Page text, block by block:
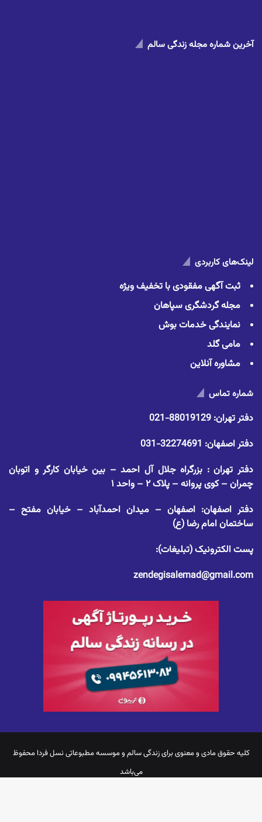
آخرین شماره مجله زندگی سالم
لینک‌های کاربردی
ثبت آگهی مفقودی با تخفیف ویژه
مجله گردشگری سپاهان
نمایندگی خدمات بوش
مامی گلد
مشاوره آنلاین
شماره تماس
دفتر تهران: 88019129-021
دفتر اصفهان: 32274691-031
دفتر تهران : بزرگراه جلال آل احمد – بین خیابان کارگر و اتوبان
چمران – کوی پروانه – پلاک ۲ – واحد ۱
دفتر اصفهان: اصفهان – میدان احمدآباد – خیابان مفتح –
ساختمان امام رضا (ع)
پست الکترونیک (تبلیغات):
zendegisalemad@gmail.com
کلیه حقوق مادی و معنوی برایزندگی سالم و موسسه مطبوعاتی نسل فردا محفوظ
می‌باشد